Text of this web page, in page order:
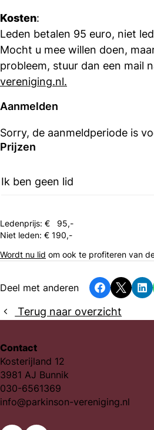
Kosten:
Leden betalen 95 euro, niet
Mocht u mee willen doen,
probleem, stuur dan een mail
vereniging.nl.
Aanmelden
Sorry, de aanmeldperiode is
Prijzen
Ik ben geen lid
Ledenprijs: € 95,-
Niet leden: € 190,-
Wordt nu lid om ook te profiteren van
Deel met anderen Facebook
X
Terug naar overzicht
Contact
Kosterijland 12
3981 AJ Bunnik
030-6561369
info@parkinson-vereniging.nl